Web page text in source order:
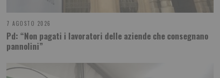
7 AGOSTO 2026
Pd: “Non pagati i lavoratori delle aziende che consegnano
pannolini”